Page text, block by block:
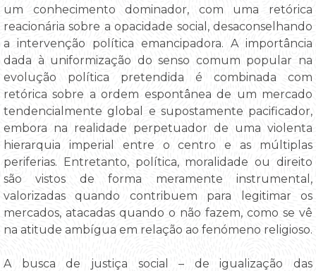
um conhecimento dominador, com uma retórica
reacionária sobre a opacidade social, desaconselhando
a intervenção política emancipadora. A importância
dada à uniformização do senso comum popular na
evolução política pretendida é combinada com
retórica sobre a ordem espontânea de um mercado
tendencialmente global e supostamente pacificador,
embora na realidade perpetuador de uma violenta
hierarquia imperial entre o centro e as múltiplas
periferias. Entretanto, política, moralidade ou direito
são vistos de forma meramente instrumental,
valorizadas quando contribuem para legitimar os
mercados, atacadas quando o não fazem, como se vê
na atitude ambígua em relação ao fenómeno religioso.
A busca de justiça social – de igualização das